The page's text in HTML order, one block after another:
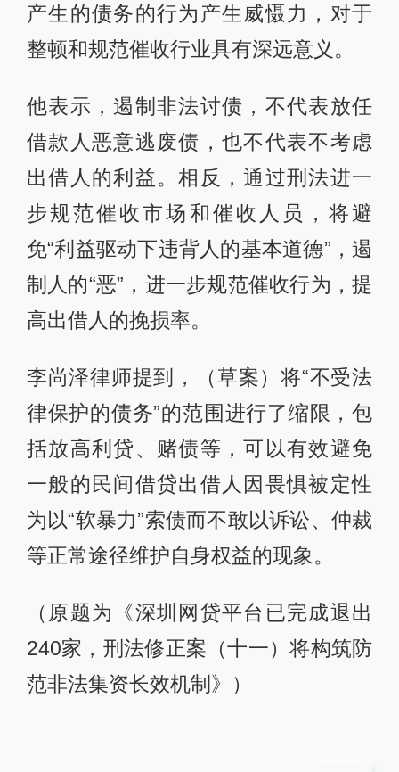
产生的债务的行为产生威慑力，对于
整顿和规范催收行业具有深远意义。
他表示，遏制非法讨债，不代表放任
借款人恶意逃废债，也不代表不考虑
出借人的利益。相反，通过刑法进一
步规范催收市场和催收人员，将避
免“利益驱动下违背人的基本道德”，遏
制人的“恶”，进一步规范催收行为，提
高出借人的挽损率。
李尚泽律师提到，（草案）将“不受法
律保护的债务”的范围进行了缩限，包
括放高利贷、赌债等，可以有效避免
一般的民间借贷出借人因畏惧被定性
为以“软暴力”索债而不敢以诉讼、仲裁
等正常途径维护自身权益的现象。
（原题为《深圳网贷平台已完成退出
240家，刑法修正案（十一）将构筑防
范非法集资长效机制》）